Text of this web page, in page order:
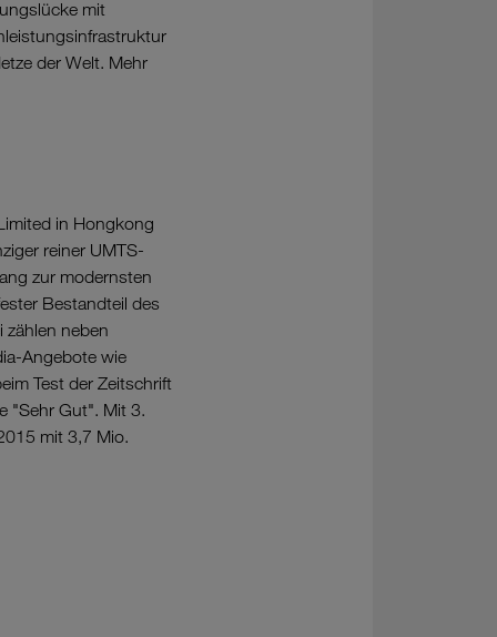
mit
der Welt. Mehr
in Hongkong
reiner UMTS-
zur modernsten
Bestandteil des
zählen neben
Angebote wie
Test der Zeitschrift
"Sehr Gut". Mit 3.
mit 3,7 Mio.